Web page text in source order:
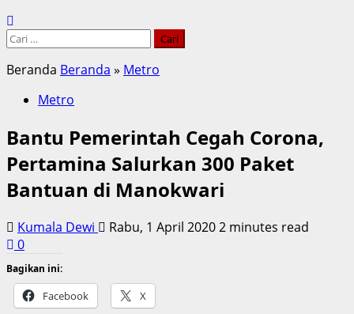
Cari
Beranda Beranda » Metro
Metro
Bantu Pemerintah Cegah Corona,
Pertamina Salurkan 300 Paket
Bantuan di Manokwari
Kumala Dewi Rabu, 1 April 20202 minutes read
0
Bagikan ini:
Facebook X